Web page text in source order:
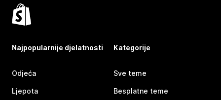
Najpopularnije djelatnosti
Odjeća
Ljepota
Kategorije
Sve teme
Besplatne teme